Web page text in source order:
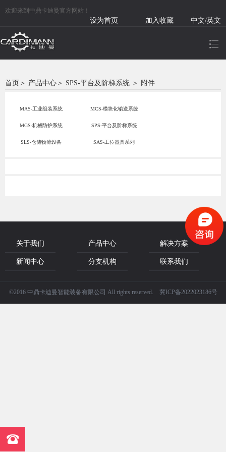
欢迎来到中鼎卡迪曼官方网站！
设为首页 加入收藏 中文/英文
首页 ＞ 产品中心 ＞ SPS-平台及阶梯系统 ＞ 附件
MAS-工业组装系统 MCS-模块化输送系统
MGS-机械防护系统 SPS-平台及阶梯系统
SLS-仓储物流设备 SAS-工位器具系列
关于我们 产品中心 解决方案
新闻中心 分支机构 联系我们
©2016 中鼎卡迪曼智能装备有限公司 All rights reserved. 冀ICP备2022023186号